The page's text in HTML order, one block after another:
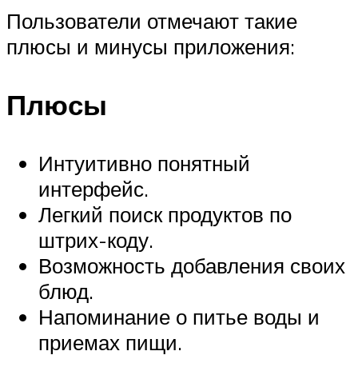
Пользователи отмечают такие
плюсы и минусы приложения:
Плюсы
Интуитивно понятный
интерфейс.
Легкий поиск продуктов по
штрих-коду.
Возможность добавления своих
блюд.
Напоминание о питье воды и
приемах пищи.